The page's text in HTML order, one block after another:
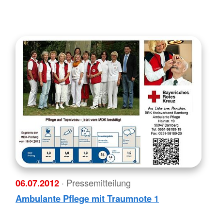
06.07.2012 · Pressemitteilung
Ambulante Pflege mit Traumnote 1